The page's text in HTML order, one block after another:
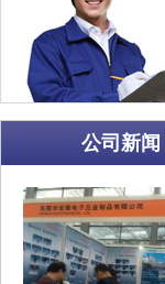
公司新闻